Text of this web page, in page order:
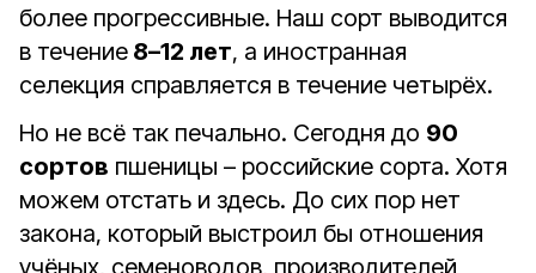
более прогрессивные. Наш сорт выводится
в течение 8–12 лет, а иностранная
селекция справляется в течение четырёх.
Но не всё так печально. Сегодня до 90
сортов пшеницы – российские сорта. Хотя
можем отстать и здесь. До сих пор нет
закона, который выстроил бы отношения
учёных, семеноводов, производителей